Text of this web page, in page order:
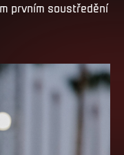
prvním soustředění